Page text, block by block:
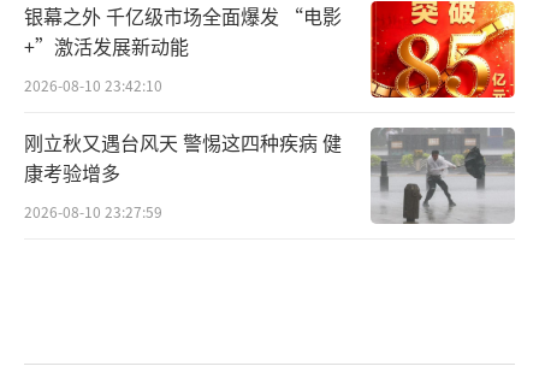
银幕之外 千亿级市场全面爆发 “电影
+”激活发展新动能
2026-08-10 23:42:10
刚立秋又遇台风天 警惕这四种疾病 健
康考验增多
2026-08-10 23:27:59